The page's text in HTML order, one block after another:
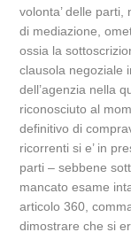
volonta’ delle
di mediazione,
ossia la
clausola negoziale
dell’agenzia nella
riconosciuto al
definitivo di
ricorrenti si e’ in
parti – sebbene
mancato esame
articolo 360,
dimostrare che si